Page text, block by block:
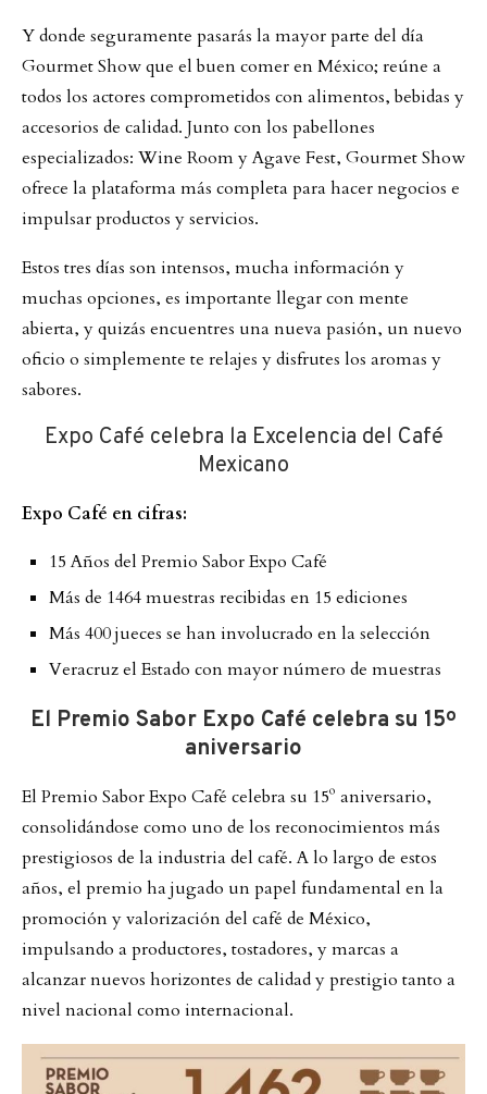
Y donde seguramente pasarás la mayor parte del día
Gourmet Show que el buen comer en México; reúne a
todos los actores comprometidos con alimentos, bebidas y
accesorios de calidad. Junto con los pabellones
especializados: Wine Room y Agave Fest, Gourmet Show
ofrece la plataforma más completa para hacer negocios e
impulsar productos y servicios.
Estos tres días son intensos, mucha información y
muchas opciones, es importante llegar con mente
abierta, y quizás encuentres una nueva pasión, un nuevo
oficio o simplemente te relajes y disfrutes los aromas y
sabores.
Expo Café celebra la Excelencia del Café
Mexicano
Expo Café en cifras:
15 Años del Premio Sabor Expo Café
Más de 1464 muestras recibidas en 15 ediciones
Más 400 jueces se han involucrado en la selección
Veracruz el Estado con mayor número de muestras
El Premio Sabor Expo Café celebra su 15º
aniversario
El Premio Sabor Expo Café celebra su 15º aniversario,
consolidándose como uno de los reconocimientos más
prestigiosos de la industria del café. A lo largo de estos
años, el premio ha jugado un papel fundamental en la
promoción y valorización del café de México,
impulsando a productores, tostadores, y marcas a
alcanzar nuevos horizontes de calidad y prestigio tanto a
nivel nacional como internacional.